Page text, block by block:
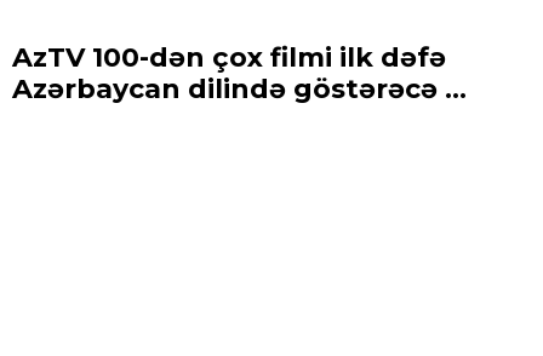
AzTV 100-dən çox filmi ilk dəfə
Azərbaycan dilində göstərəcə ...